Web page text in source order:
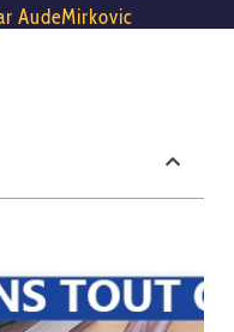
AudeMirkovic